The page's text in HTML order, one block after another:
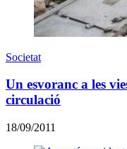
Societat
Un esvoranc a les
circulació
18/09/2011